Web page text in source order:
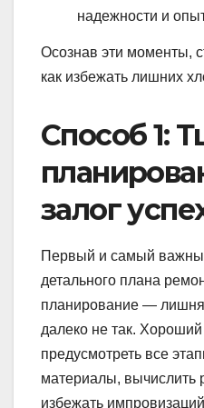
надежности и
Осознав эти моменты,
как избежать лишних
Способ 1:
залог
Первый и самый
детального плана
планирование —
далеко не так.
предусмотреть все
материалы, вычислить
избежать